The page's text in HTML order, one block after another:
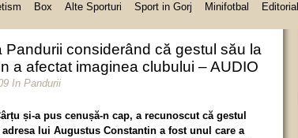
Box Alte Sporturi Sport in Gorj Minifotbal Editorial
considerând că gestul său la
a afectat imaginea clubului – AUDIO
In Pandurii
și-a pus cenușă-n cap, a recunoscut că gestul
lui Augustus Constantin a fost unul care a